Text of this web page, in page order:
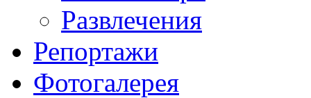
Развлечения
Репортажи
Фотогалерея